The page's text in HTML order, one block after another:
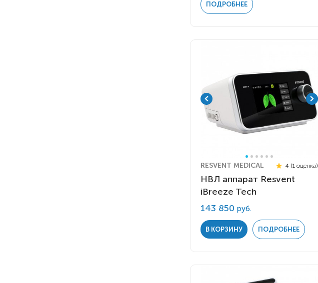
ПОДРОБНЕЕ
RESVENT MEDICAL 4 (1 оценка)
НВЛ аппарат Resvent
iBreeze Tech
143 850 руб.
В КОРЗИНУ ПОДРОБНЕЕ